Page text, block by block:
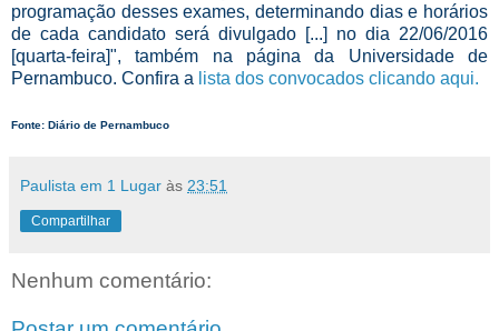
programação desses exames, determinando dias e horários
de cada candidato será divulgado [...] no dia 22/06/2016
[quarta-feira]", também na página da Universidade de
Pernambuco. Confira a lista dos convocados clicando aqui.
Fonte: Diário de Pernambuco
Paulista em 1 Lugar às 23:51
Compartilhar
Nenhum comentário: